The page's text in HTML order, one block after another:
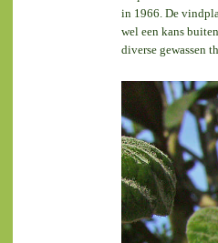
in 1966. De
wel een kans
diverse gewassen